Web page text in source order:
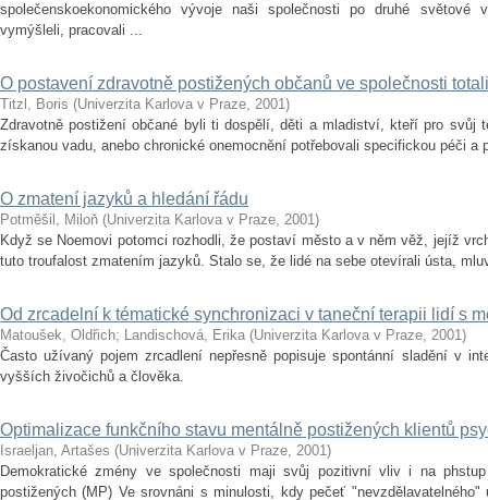
společenskoekonomického vývoje naši společnosti po druhé
vymýšleli, pracovali ...
O postavení zdravotně postižených občanů ve společnosti
Titzl, Boris (Univerzita Karlova v Praze, 2001)
Zdravotně postižení občané byli ti dospělí, děti a mladiství, kteří pro svůj
získanou vadu, anebo chronické onemocnění potřebovali specifickou péči
O zmatení jazyků a hledání řádu
Potměšil, Miloň (Univerzita Karlova v Praze, 2001)
Když se Noemovi potomci rozhodli, že postaví město a v něm věž, jejíž
tuto troufalost zmatením jazyků. Stalo se, že lidé na sebe otevírali ústa,
Od zrcadelní k tématické synchronizaci v taneční terapii lidí s
Matoušek, Oldřich; Landischová, Erika (Univerzita Karlova v Praze, 2001)
Často užívaný pojem zrcadlení nepřesně popisuje spontánní sladění v
vyšších živočichů a člověka.
Optimalizace funkčního stavu mentálně postižených klientů
Israeljan, Artašes (Univerzita Karlova v Praze, 2001)
Demokratické zmény ve společnosti maji svůj pozitivní vliv i na
postižených (MP) Ve srovnáni s minulosti, kdy pečeť